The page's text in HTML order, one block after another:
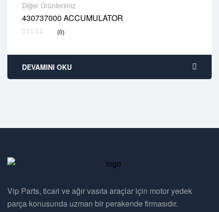
Diğer Ürünlerimiz
430737000 ACCUMULATOR
(0)
2 years warranty
Delivery time: 1-2 business days
DEVAMINI OKU
Vip Parts, ticari ve ağır vasıta araçlar için motor yedek
parça konusunda uzman bir perakende firmasıdır.